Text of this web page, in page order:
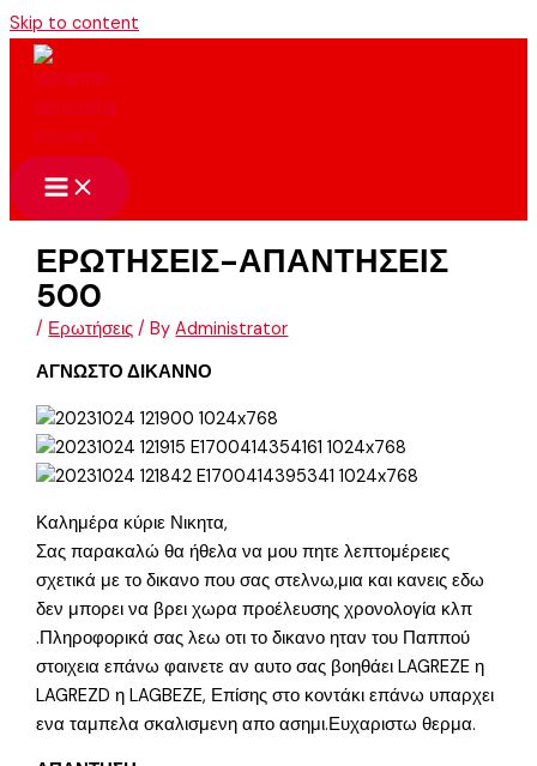
Skip to content
ΕΡΩΤΗΣΕΙΣ-ΑΠΑΝΤΗΣΕΙΣ
500
/ Ερωτήσεις / ByAdministrator
ΑΓΝΩΣΤΟ ΔΙΚΑΝΝΟ
Καλημέρα κύριε Νικητα,
Σας παρακαλώ θα ήθελα να μου πητε λεπτομέρειες
σχετικά με το δικανο που σας στελνω,μια και κανεις εδω
δεν μπορει να βρει χωρα προέλευσης χρονολογία κλπ
.Πληροφορικά σας λεω οτι το δικανο ηταν του Παππού
στοιχεια επάνω φαινετε αν αυτο σας βοηθάει LAGREZE η
LAGREZD η LAGBEZE, Επίσης στο κοντάκι επάνω υπαρχει
ενα ταμπελα σκαλισμενη απο ασημι.Ευχαριστω θερμα.